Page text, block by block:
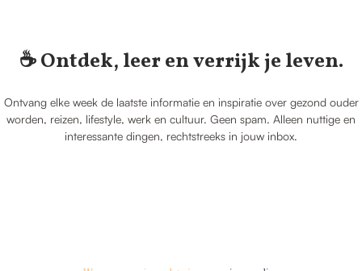
☕️ Ontdek, leer en verrijk je leven.
Ontvang elke week de laatste informatie en inspiratie over gezond ouder
worden, reizen, lifestyle, werk en cultuur. Geen spam. Alleen nuttige en
interessante dingen, rechtstreeks in jouw inbox.